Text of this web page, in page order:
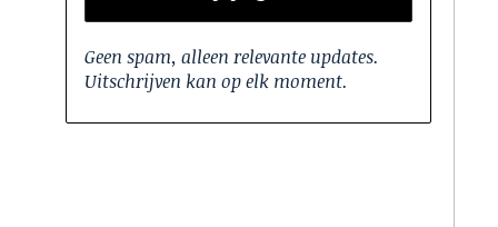
Geen spam, alleen relevante updates.
Uitschrijven kan op elk moment.